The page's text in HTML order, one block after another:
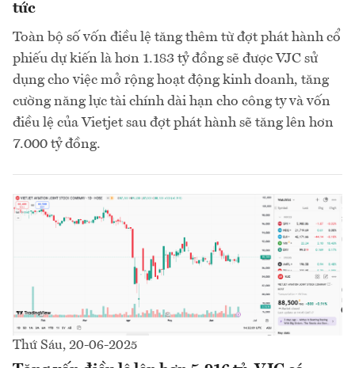
tức
Toàn bộ số vốn điều lệ tăng thêm từ đợt phát hành cổ
phiếu dự kiến là hơn 1.183 tỷ đồng sẽ được VJC sử
dụng cho việc mở rộng hoạt động kinh doanh, tăng
cường năng lực tài chính dài hạn cho công ty và vốn
điều lệ của Vietjet sau đợt phát hành sẽ tăng lên hơn
7.000 tỷ đồng.
Thứ Sáu, 20-06-2025